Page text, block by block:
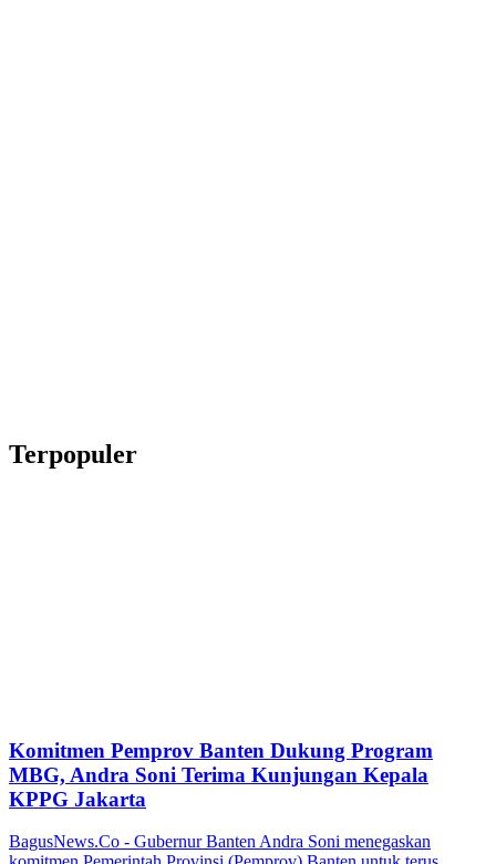
Terpopuler
Komitmen Pemprov Banten Dukung Program
MBG, Andra Soni Terima Kunjungan Kepala
KPPG Jakarta
BagusNews.Co - Gubernur Banten Andra Soni menegaskan